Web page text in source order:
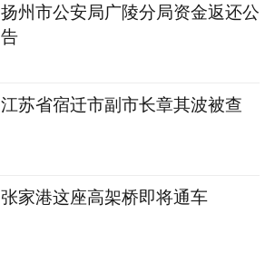
扬州市公安局广陵分局资金返还公
告
江苏省宿迁市副市长章其波被查
张家港这座高架桥即将通车